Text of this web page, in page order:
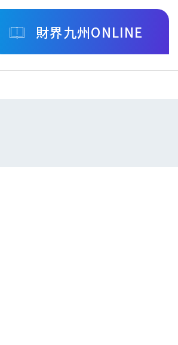
財界九州ONLINE